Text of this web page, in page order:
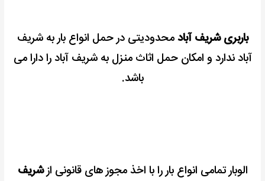
باربری شریف آبادمحدودیتی در حمل انواع بار به شریف
آباد ندارد و امکان حمل اثاث منزل به شریف آباد را دارا می
باشد.
الوبار تمامی انواع بار را با اخذ مجوز های قانونی ازشریف